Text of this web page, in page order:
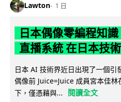
Lawton 1 日
日本偶像零編程知
直播系統 在日本技
日本 AI 技術界近日出現了一個引
偶像前 Juice=Juice 成員宮本佳
下，僅憑藉與...
閱讀全文